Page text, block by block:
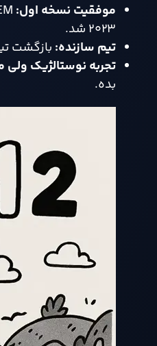
موفقیت نسخه اول:
۲۰۲۳ شد.
تیم سازنده: بازگشت
تجربه نوستالژیک ولی
بده.